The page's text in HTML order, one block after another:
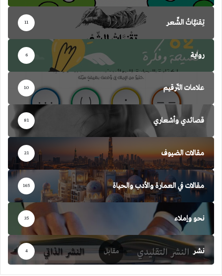
تِقنيَّاتُ الشِّعر 11
رواية 6
علامات التّرقيم 10
قصائدي وأشعاري 81
مقالات الضيوف 21
مقالات في العمارة والأدب والحياة 165
نحو وإملاء 35
نشر 4